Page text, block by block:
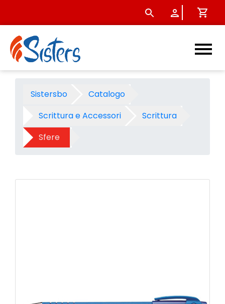
Sfera a scatto Paper Mate
Sistersbo
Catalogo
Scrittura e Accessori
Scrittura
Sfere